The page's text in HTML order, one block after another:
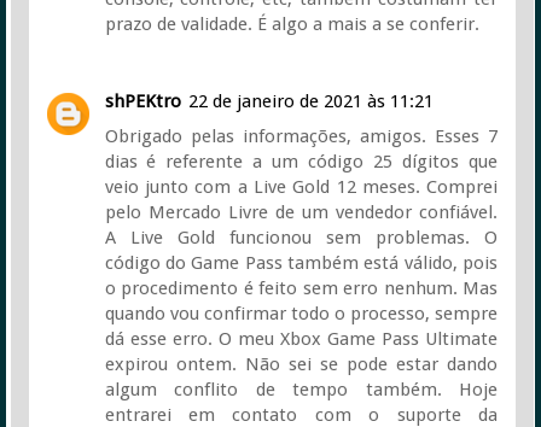
prazo de validade. É algo a mais a se conferir.
shPEKtro 22 de janeiro de 2021 às 11:21
Obrigado pelas informações, amigos. Esses 7
dias é referente a um código 25 dígitos que
veio junto com a Live Gold 12 meses. Comprei
pelo Mercado Livre de um vendedor confiável.
A Live Gold funcionou sem problemas. O
código do Game Pass também está válido, pois
o procedimento é feito sem erro nenhum. Mas
quando vou confirmar todo o processo, sempre
dá esse erro. O meu Xbox Game Pass Ultimate
expirou ontem. Não sei se pode estar dando
algum conflito de tempo também. Hoje
entrarei em contato com o suporte da